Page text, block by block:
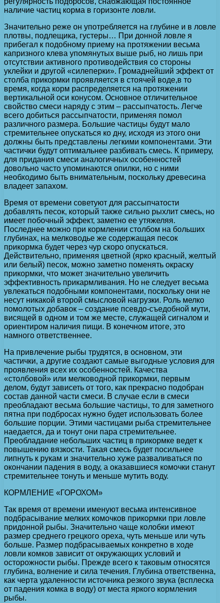
наличие частиц корма в горизонте ловли.
Значительно реже он употребляется на глубине и в ловле
плотвы, подлещика, густеры… При донной ловле я
прибегал к подобному приему на протяжении весьма
капризного клева упомянутых выше рыб, но лишь при
отсутствии активного противодействия со стороны
уклейки и другой «силеперки». Громаднейший эффект от
столба прикормки проявляется в стоячей воде,в то
время, когда корм распределяется на протяжении
вертикальной оси конусом. Основное отличительное
свойство смеси наряду с этим – рассыпчатость. Легче
всего добиться рассыпчатости, применяя помол
различного размера. Большие частицы будут мало
стремительнее опускаться ко дну, исходя из этого они
должны быть представлены легкими компонентами. Эти
частички будут оптимальнее разбивать смесь. К примеру,
для придания смеси аналогичных особенностей
довольно часто упоминаются опилки, но с ними
необходимо быть внимательным, поскольку древесина
владеет запахом.
Время от времени советуют для рассыпчатости
добавлять песок, который также сильно рыхлит смесь, но
имеет побочный эффект, заметно ее утяжеляя.
Последнее можно при кормлении столбом на больших
глубинах, на мелководье же содержащая песок
прикормка будет через чур скоро опускаться.
Действительно, применяя цветной (ярко красный, желтый
или белый) песок, можно заметно поменять окраску
прикормки, что может значительно увеличить
эффективность прикармливания. Но не следует весьма
увлекаться подобными компонентами, поскольку они не
несут никакой второй смысловой нагрузки. Роль мелко
помолотых добавок – создание псевдо-съедобной мути,
висящей в одном и том же месте, служащей сигналом и
ориентиром наличия пищи. В конечном итоге, это
намного ответственнее.
На привлечение рыбы трудятся, в основном, эти
частички, а другие создают самые выгодные условия для
проявления всех их особенностей. Качества
«столбовой» или мелководной прикормки, первым
делом, будут зависеть от того, как прекрасно подобран
состав данной части смеси. В случае если в смеси
преобладают весьма большие частицы, то для заметного
пятна при подбросах нужно будет использовать более
большие порции. Этими частицами рыба стремительнее
наедается, да и тонут они пара стремительнее.
Преобладание небольших частиц в прикормке ведет к
повышению вязкости. Такая смесь будет посильнее
липнуть к рукам и значительно хуже разваливаться по
окончании падения в воду, а оказавшиеся комочки станут
стремительнее тонуть и меньше мутить воду.
КОРМЛЕНИЕ «ГОРОХОМ»
Так время от времени именуют весьма интенсивное
подбрасывание мелких комочков прикормки при ловле
придонной рыбы. Значительно чаще колобки имеют
размер среднего грецкого ореха, чуть меньше или чуть
больше. Размер подбрасываемых конкретно в ходе
ловли комков зависит от окружающих условий и
осторожности рыбы. Прежде всего к таковым относятся
глубина, волнение и сила течения. Глубина ответственна,
как черта удаленности источника резкого звука (всплеска
от падения комка в воду) от места яркого кормления
рыбы.